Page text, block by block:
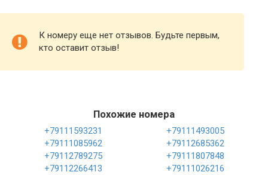
К номеру еще нет отзывов. Будьте первым,
кто оставит отзыв!
Похожие номера
+79111593231
+79111493005
+79111085962
+79112685362
+79112789275
+79111807848
+79112266413
+79111026216